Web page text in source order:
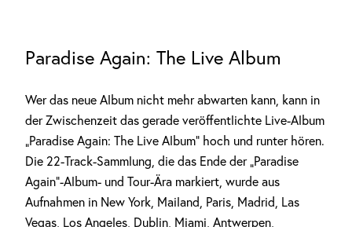
Paradise Again: The Live Album
Wer das neue Album nicht mehr abwarten kann, kann in
der Zwischenzeit das gerade veröffentlichte Live-Album
„Paradise Again: The Live Album“ hoch und runter hören.
Die 22-Track-Sammlung, die das Ende der „Paradise
Again“-Album- und Tour-Ära markiert, wurde aus
Aufnahmen in New York, Mailand, Paris, Madrid, Las
Vegas, Los Angeles, Dublin, Miami, Antwerpen,